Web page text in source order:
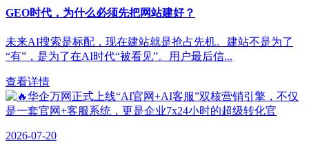
GEO时代，为什么必须先把网站建好？
未来AI搜索是标配，现在建站就是抢占先机。建站不是为了
“有”，是为了在AI时代“被看见”。用户最后信...
查看详情
2026-07-20